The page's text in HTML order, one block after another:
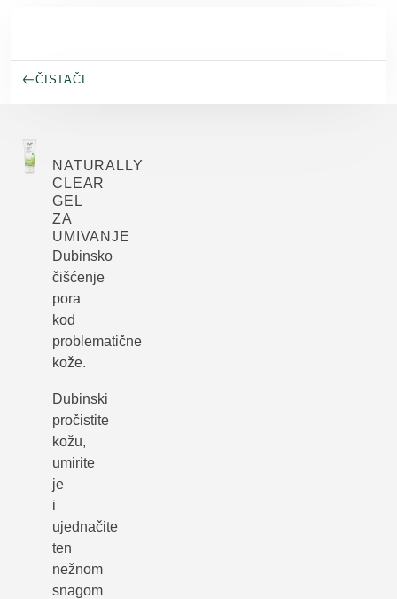
ČISTAČI
NATURALLY
CLEAR
GEL
ZA
UMIVANJE
Dubinsko
čišćenje
pora
kod
problematične
kože.
Dubinski
pročistite
kožu,
umirite
je
i
ujednačite
ten
nežnom
snagom